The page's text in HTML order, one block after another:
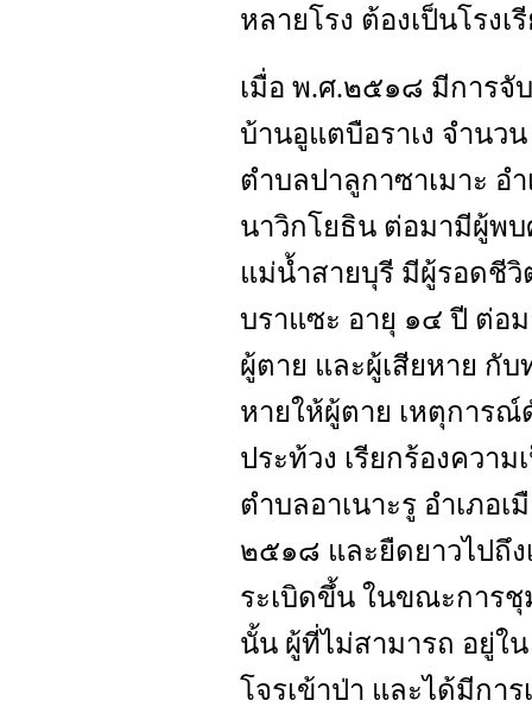
หลายโรง ต้องเป็นโรงเ
เมื่อ พ.ศ.๒๕๑๘ มีการจั
บ้านอูแตบือราเง จำนว
ตำบลปาลูกาซาเมาะ อ
นาวิกโยธิน ต่อมามีผู้พ
แม่น้ำสายบุรี มีผู้รอดชีวิ
บราแซะ อายุ ๑๔ ปี ต่อ
ผู้ตาย และผู้เสียหาย กับ
หายให้ผู้ตาย เหตุการณ์
ประท้วง เรียกร้องควา
ตำบลอาเนาะรู อำเภอ
๒๕๑๘ และยืดยาวไปถึ
ระเบิดขึ้น ในขณะการ
นั้น ผู้ที่ไม่สามารถ อยู่ใ
โจรเข้าป่า และได้มีกา